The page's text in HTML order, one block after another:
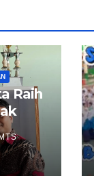
Raih